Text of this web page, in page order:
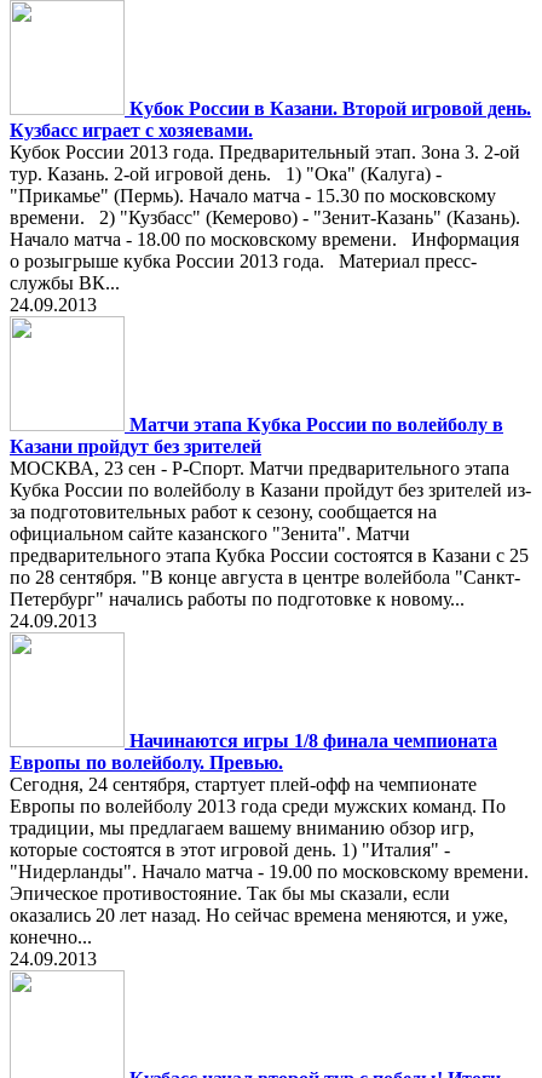
Кубок России в Казани. Второй игровой день.
Кузбасс играет с хозяевами.
Кубок России 2013 года. Предварительный этап. Зона 3. 2-ой
тур. Казань. 2-ой игровой день. 1) "Ока" (Калуга) -
"Прикамье" (Пермь). Начало матча - 15.30 по московскому
времени. 2) "Кузбасс" (Кемерово) - "Зенит-Казань" (Казань).
Начало матча - 18.00 по московскому времени. Информация
о розыгрыше кубка России 2013 года. Материал пресс-
службы ВК...
24.09.2013
Матчи этапа Кубка России по волейболу в
Казани пройдут без зрителей
МОСКВА, 23 сен - Р-Спорт. Матчи предварительного этапа
Кубка России по волейболу в Казани пройдут без зрителей из-
за подготовительных работ к сезону, сообщается на
официальном сайте казанского "Зенита". Матчи
предварительного этапа Кубка России состоятся в Казани с 25
по 28 сентября. "В конце августа в центре волейбола "Санкт-
Петербург" начались работы по подготовке к новому...
24.09.2013
Начинаются игры 1/8 финала чемпионата
Европы по волейболу. Превью.
Сегодня, 24 сентября, стартует плей-офф на чемпионате
Европы по волейболу 2013 года среди мужских команд. По
традиции, мы предлагаем вашему вниманию обзор игр,
которые состоятся в этот игровой день. 1) "Италия" -
"Нидерланды". Начало матча - 19.00 по московскому времени.
Эпическое противостояние. Так бы мы сказали, если
оказались 20 лет назад. Но сейчас времена меняются, и уже,
конечно...
24.09.2013